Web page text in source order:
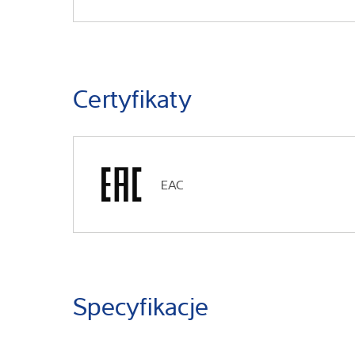
Certyfikaty
EAC
Specyfikacje